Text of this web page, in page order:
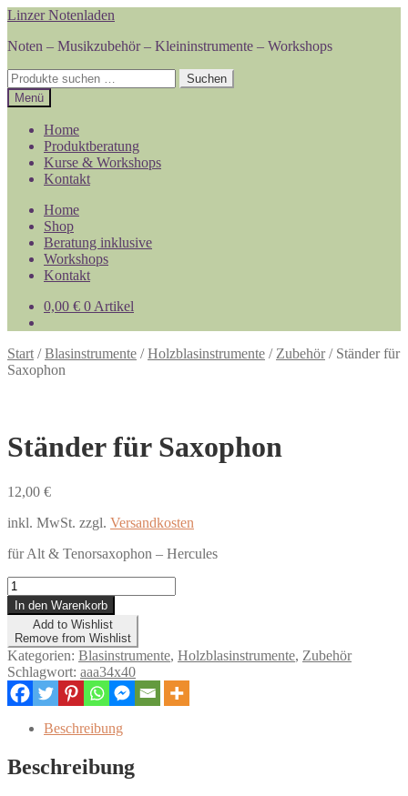
Zur
springen
Zum
springen
Linzer Notenladen
Noten – Musikzubehör – Kleininstrumente – Workshops
Suchen
nach:
Suchen
Menü
Home
Produktberatung
Kurse & Workshops
Kontakt
Home
Shop
Beratung inklusive
Workshops
Kontakt
0,00 € 0 Artikel
Start /Blasinstrumente /Holzblasinstrumente / Zubehör/ Ständer für
Saxophon
Ständer für Saxophon
12,00 €
inkl. MwSt. zzgl. Versandkosten
für Alt & Tenorsaxophon – Hercules
Ständer
für
Saxophon
Menge
In den Warenkorb
Add to Wishlist
Remove from Wishlist
Kategorien: Blasinstrumente, Holzblasinstrumente, Zubehör
Schlagwort: aaa34x40
Beschreibung
Beschreibung